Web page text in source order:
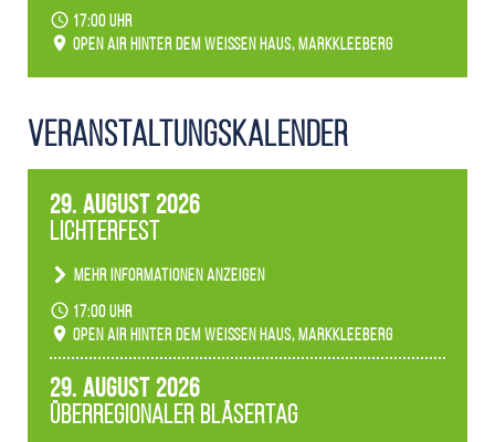
17:00 Uhr
Open Air hinter dem weißen Haus, Markkleeberg
Veranstaltungs­kalender
29. August 2026
Lichterfest
Mehr Informationen anzeigen
Becherlichter, Fackeln und Lichtinstallationen
verwandeln den agra-Park in einen farbigen
Märchenwald, der bei jedem Rundgang einen
Ambiente gibt es ein leuchtendes Konzert
unserer Fachbereiche.
17:00 Uhr
Open Air hinter dem weißen Haus, Markkleeberg
29. August 2026
Überregionaler Bläsertag